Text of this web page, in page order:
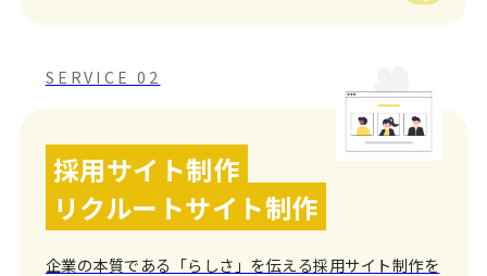
SERVICE 02
採用サイト制作
リクルートサイト制作
企業の本質である「らしさ」を伝える採用サイト制作を